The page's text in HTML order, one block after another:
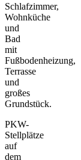
Schlafzimmer,
Wohnküche
und
Bad
mit
Fußbodenheizung,
Terrasse
und
großes
Grundstück.
PKW-
Stellplätze
auf
dem